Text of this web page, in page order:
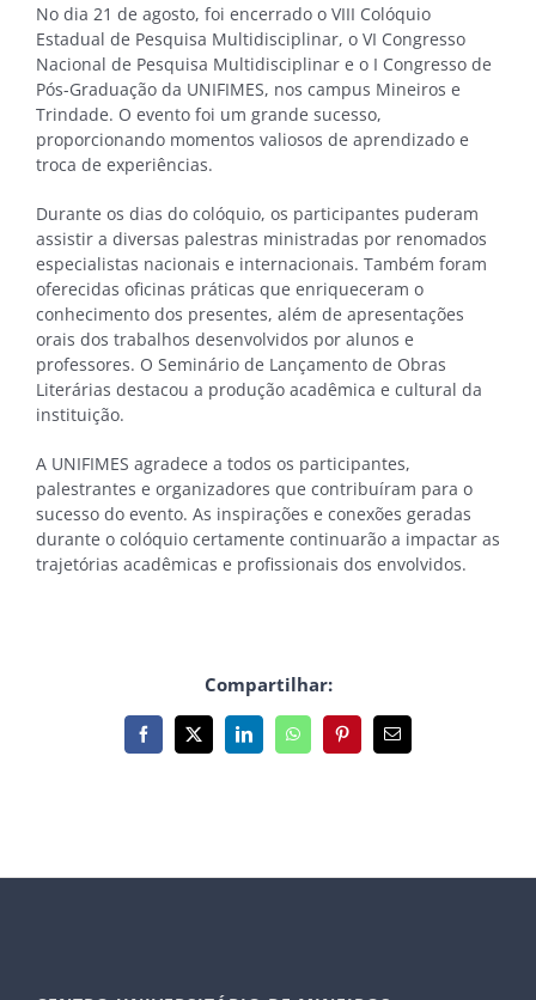
No dia 21 de agosto, foi encerrado o VIII Colóquio
Estadual de Pesquisa Multidisciplinar, o VI Congresso
Nacional de Pesquisa Multidisciplinar e o I Congresso de
Pós-Graduação da UNIFIMES, nos campus Mineiros e
Trindade. O evento foi um grande sucesso,
proporcionando momentos valiosos de aprendizado e
troca de experiências.
Durante os dias do colóquio, os participantes puderam
assistir a diversas palestras ministradas por renomados
especialistas nacionais e internacionais. Também foram
oferecidas oficinas práticas que enriqueceram o
conhecimento dos presentes, além de apresentações
orais dos trabalhos desenvolvidos por alunos e
professores. O Seminário de Lançamento de Obras
Literárias destacou a produção acadêmica e cultural da
instituição.
A UNIFIMES agradece a todos os participantes,
palestrantes e organizadores que contribuíram para o
sucesso do evento. As inspirações e conexões geradas
durante o colóquio certamente continuarão a impactar as
trajetórias acadêmicas e profissionais dos envolvidos.
Compartilhar:
Facebook
X LinkedInWhatsAppPinterest
E-
mail